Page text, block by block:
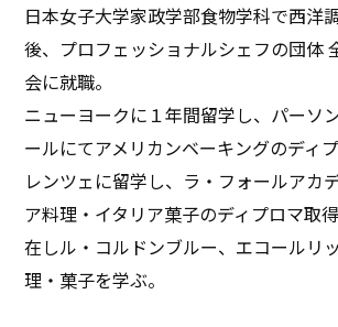
日本女子大学家政学部食物学科で西洋
後、プロフェッショナルシェフの団体
会に就職。
ニューヨークに１年間留学し、パーソ
ールにてアメリカンベーキングのディ
レンツェに留学し、ラ・フォールアカ
ア料理・イタリア菓子のディプロマ取
在しル・コルドンブルー、エコールリ
理・菓子を学ぶ。